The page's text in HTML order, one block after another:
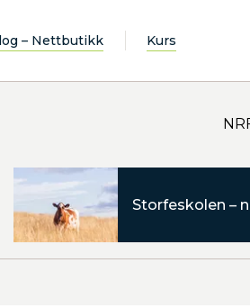
– Nettbutikk Kurs
Storfeskolen –